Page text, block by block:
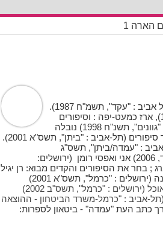
הארה 1
סופר ועורך, יליד תל אביב, 1968. ספריו: מות סנדלרים (תל אביב : "עקד", תשמ"ח 1987).
שירים: מחשבה אחת קדימה (רמת גן : ליריק ספרים, 1988), ארז כמעט-יפה : וסיפורים
אחרים (תל-אביב : "גוונים", תשנ"ו 1996), ז'אק (תל-אביב : "גוונים", תשנ"ח 1998) נובלה
ביוגרפית על הזמר הבלגי ז'אק ברל, סוף הקומדיה : תריסר סיפורים (תל-אביב : "ביתן", תשס"א 2001).
אביב : "עמדה/ביתן", תשס"ג
2003) הרביניסט האחרון רומן (בני-ברק : הקיבוץ המאוחד, 2006) אני ואפסי רומן (ירושלים:
; בחר את הסיפורים והקדים מבוא: רן יגיל
(תל-אביב : "גוונים", תשנ"ח 1997). בואי כלה : סיפורי חתונה (ירושלים : "כרמל", תשס"א 2001)
ירון אביטוב טעם החיים : אנתולוגיה של סיפורי אוכל (ירושלים : "כרמל", תשס"ב 2002)
(תל-אביב : "כרמל-משרד הביטחון - ההוצאה
כתב העת "עמדה" - ביטאון לספרות: